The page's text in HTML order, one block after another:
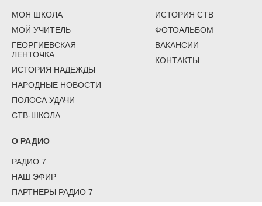
МОЯ ШКОЛА
МОЙ УЧИТЕЛЬ
ГЕОРГИЕВСКАЯ
ЛЕНТОЧКА
ИСТОРИЯ НАДЕЖДЫ
НАРОДНЫЕ НОВОСТИ
ПОЛОСА УДАЧИ
СТВ-ШКОЛА
ИСТОРИЯ СТВ
ФОТОАЛЬБОМ
ВАКАНСИИ
КОНТАКТЫ
О РАДИО
РАДИО 7
НАШ ЭФИР
ПАРТНЕРЫ РАДИО 7